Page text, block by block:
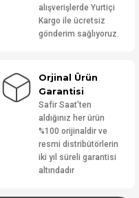
alışverişlerde Yurtiçi
Kargo ile ücretsiz
gönderim sağlıyoruz.
Orjinal Ürün
Garantisi
Safir Saat'ten
aldığınız her ürün
%100 orijinaldir ve
resmi distribütörlerin
iki yıl süreli garantisi
altındadır